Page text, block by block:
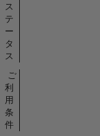
ス
テ
ー
タ
ス
ご
利
用
条
件